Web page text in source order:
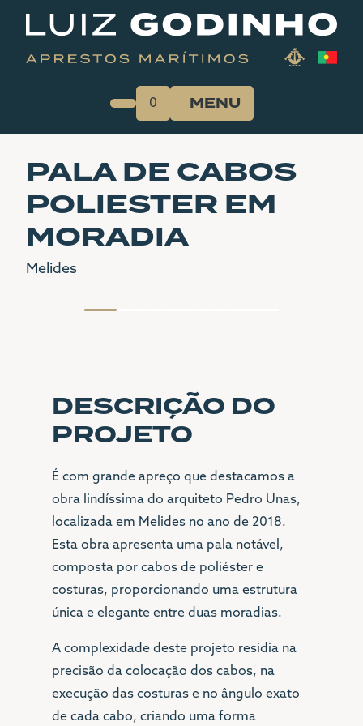
0 MENU
LOJA
(+351) 21 342 1001
(+351) 96 81 000 81
SEDE
(+351) 21 342 1001
LGL@LGL.PT
AVENIDA 24 DE JULHO
Nº1 G
1200-478 LISBOA
A EMPRESA
SERVIÇOS
LOJA ONLINE
PORTFÓLIO
CONTACTOS
PALA DE CABOS
POLIESTER EM
MORADIA
Melides
DESCRIÇÃO DO
PROJETO
É com grande apreço que destacamos a
obra lindíssima do arquiteto Pedro Unas,
localizada em Melides no ano de 2018.
Esta obra apresenta uma pala notável,
composta por cabos de poliéster e
costuras, proporcionando uma estrutura
única e elegante entre duas moradias.
A complexidade deste projeto residia na
precisão da colocação dos cabos, na
execução das costuras e no ângulo exato
de cada cabo, criando uma forma